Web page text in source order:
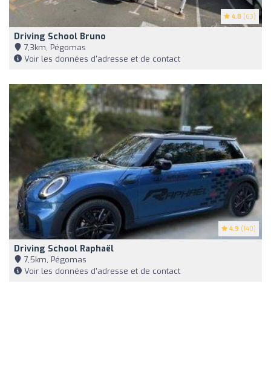
4.8 (63)
Driving School Bruno
7,3km, Pégomas
Voir les données d'adresse et de contact
4.9 (140)
Driving School Raphaël
7,5km, Pégomas
Voir les données d'adresse et de contact